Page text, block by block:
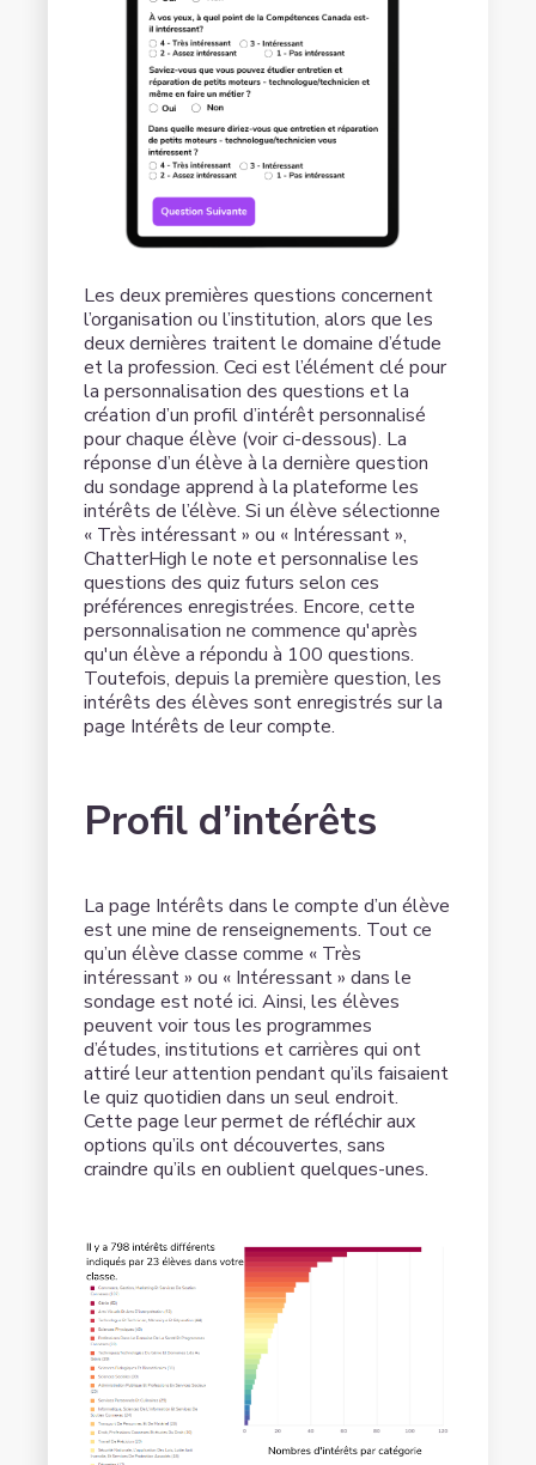
Les deux premières questions concernent
l’organisation ou l’institution, alors que les
deux dernières traitent le domaine d’étude
et la profession. Ceci est l’élément clé pour
la personnalisation des questions et la
création d’un profil d’intérêt personnalisé
pour chaque élève (voir ci-dessous). La
réponse d’un élève à la dernière question
du sondage apprend à la plateforme les
intérêts de l’élève. Si un élève sélectionne
« Très intéressant » ou « Intéressant »,
ChatterHigh le note et personnalise les
questions des quiz futurs selon ces
préférences enregistrées. Encore, cette
personnalisation ne commence qu'après
qu'un élève a répondu à 100 questions.
Toutefois, depuis la première question, les
intérêts des élèves sont enregistrés sur la
page Intérêts de leur compte.
Profil d’intérêts
La page Intérêts dans le compte d’un élève
est une mine de renseignements. Tout ce
qu’un élève classe comme « Très
intéressant » ou « Intéressant » dans le
sondage est noté ici. Ainsi, les élèves
peuvent voir tous les programmes
d’études, institutions et carrières qui ont
attiré leur attention pendant qu’ils faisaient
le quiz quotidien dans un seul endroit.
Cette page leur permet de réfléchir aux
options qu’ils ont découvertes, sans
craindre qu’ils en oublient quelques-unes.